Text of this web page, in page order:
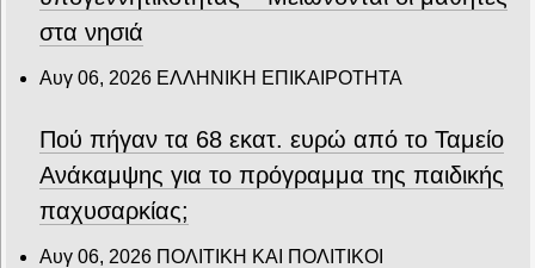
στα νησιά
Αυγ 06, 2026 ΕΛΛΗΝΙΚΗ ΕΠΙΚΑΙΡΟΤΗΤΑ
Πού πήγαν τα 68 εκατ. ευρώ από το Ταμείο
Ανάκαμψης για το πρόγραμμα της παιδικής
παχυσαρκίας;
Αυγ 06, 2026 ΠΟΛΙΤΙΚΗ ΚΑΙ ΠΟΛΙΤΙΚΟΙ